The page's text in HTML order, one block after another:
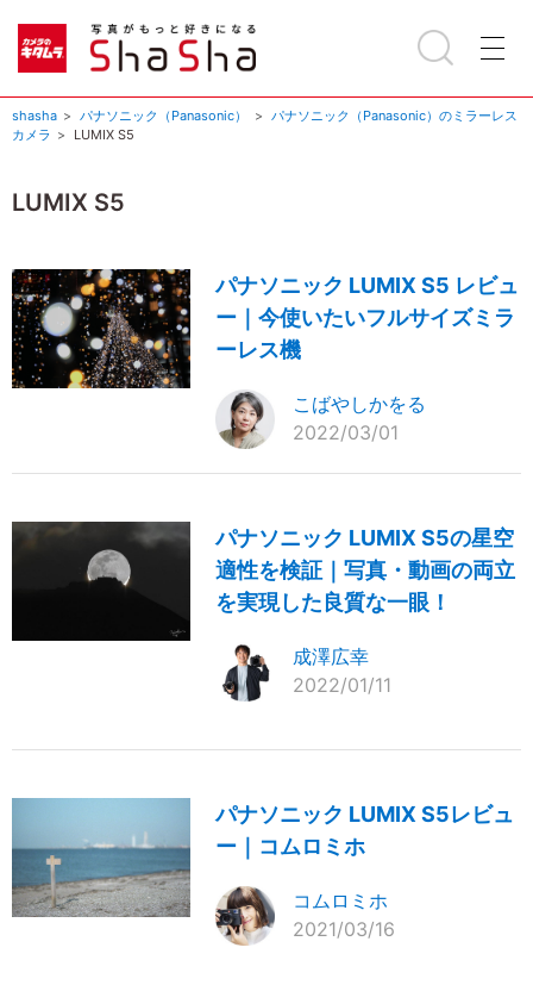
shasha パナソニック（Panasonic）
パナソニック（Panasonic）のミラーレス
カメラ
LUMIX S5
LUMIX S5
パナソニック LUMIX S5 レビュ
ー｜今使いたいフルサイズミラ
ーレス機
こばやしかをる
2022/03/01
パナソニック LUMIX S5の星空
適性を検証｜写真・動画の両立
を実現した良質な一眼！
成澤広幸
2022/01/11
パナソニック LUMIX S5レビュ
ー｜コムロミホ
コムロミホ
2021/03/16